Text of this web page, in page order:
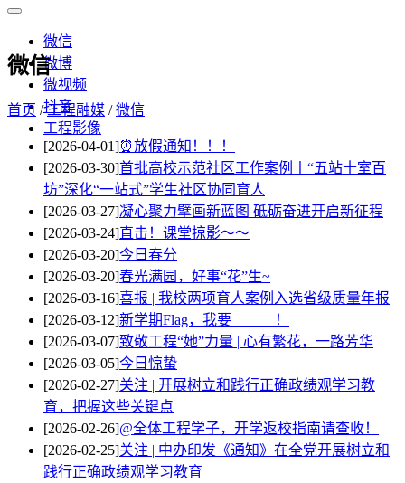
微信
微博
微视频
抖音
工程影像
微信
首页 /工程融媒 /微信
[2026-04-01]⏰放假通知！！！
[2026-03-30]首批高校示范社区工作案例丨“五站十室百
坊”深化“一站式”学生社区协同育人
[2026-03-27]凝心聚力擘画新蓝图 砥砺奋进开启新征程
[2026-03-24]直击！课堂掠影～～
[2026-03-20]今日春分
[2026-03-20]春光满园，好事“花”生~
[2026-03-16]喜报 | 我校两项育人案例入选省级质量年报
[2026-03-12]新学期Flag，我要______！
[2026-03-07]致敬工程“她”力量 | 心有繁花，一路芳华
[2026-03-05]今日惊蛰
[2026-02-27]关注 | 开展树立和践行正确政绩观学习教
育，把握这些关键点
[2026-02-26]@全体工程学子，开学返校指南请查收！
[2026-02-25]关注 | 中办印发《通知》在全党开展树立和
践行正确政绩观学习教育